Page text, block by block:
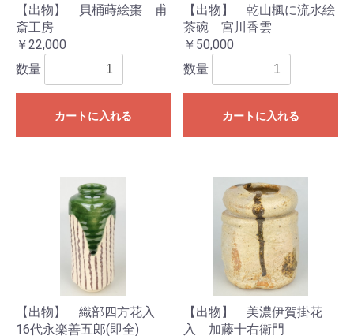
【出物】 貝桶蒔絵棗 甫
斎工房
￥22,000
数量
カートに入れる
【出物】 乾山楓に流水絵
茶碗 宮川香雲
￥50,000
数量
カートに入れる
【出物】 織部四方花入
16代永楽善五郎(即全)
【出物】 美濃伊賀掛花
入 加藤十右衛門